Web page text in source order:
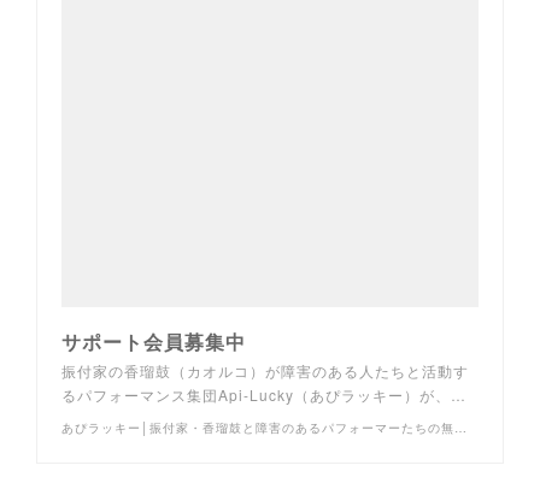
サポート会員募集中
振付家の香瑠鼓（カオルコ）が障害のある人たちと活動す
るパフォーマンス集団Api-Lucky（あぴラッキー）が、…
あぴラッキー│振付家・香瑠鼓と障害のあるパフォーマーたちの無限の表現世界へ